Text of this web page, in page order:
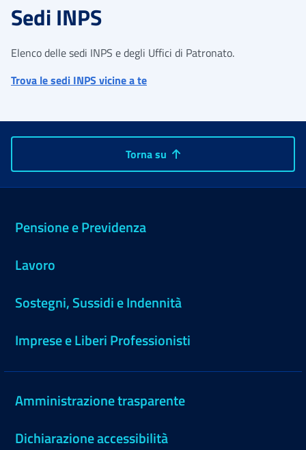
Sedi INPS
Elenco delle sedi INPS e degli Uffici di Patronato.
Trova le sedi INPS vicine a te
Torna su
Pensione e Previdenza
Lavoro
Sostegni, Sussidi e Indennità
Imprese e Liberi Professionisti
Amministrazione trasparente
Dichiarazione accessibilità